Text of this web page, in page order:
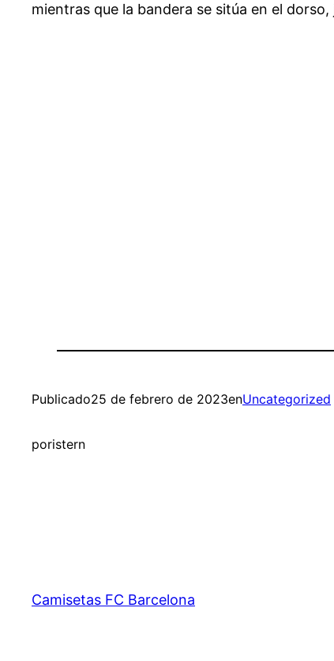
mientras que la bandera se sitúa en el
Publicado25 de febrero de 2023enUncategorized
poristern
Camisetas FC Barcelona